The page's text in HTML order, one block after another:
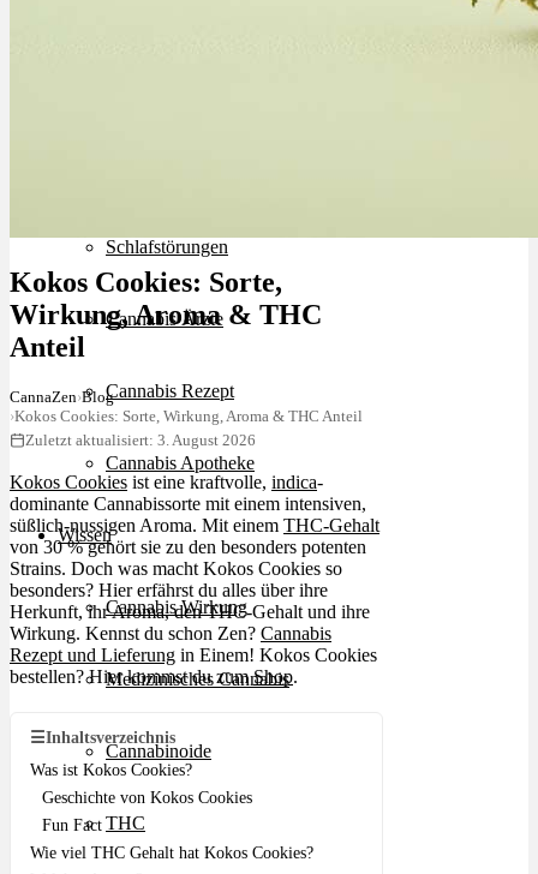
Schlafstörungen
Cannabis Ärzte
Cannabis Rezept
Cannabis Apotheke
Wissen
Cannabis Wirkung
Medizinisches Cannabis
Cannabinoide
THC
Kokos Cookies: Sorte,
Wirkung, Aroma & THC
Anteil
CannaZen›Blog
›Kokos Cookies: Sorte, Wirkung, Aroma & THC Anteil
Zuletzt aktualisiert: 3. August 2026
Kokos Cookies ist eine kraftvolle, indica-
dominante Cannabissorte mit einem intensiven,
süßlich-nussigen Aroma. Mit einem THC-Gehalt
von 30 % gehört sie zu den besonders potenten
Strains. Doch was macht Kokos Cookies so
besonders? Hier erfährst du alles über ihre
Herkunft, ihr Aroma, den THC-Gehalt und ihre
Wirkung. Kennst du schon Zen? Cannabis
Rezept und Lieferung in Einem! Kokos Cookies
bestellen? Hier kommst du zumShop.
☰Inhaltsverzeichnis
Was ist Kokos Cookies?
Geschichte von Kokos Cookies
Fun Fact
Wie viel THC Gehalt hat Kokos Cookies?